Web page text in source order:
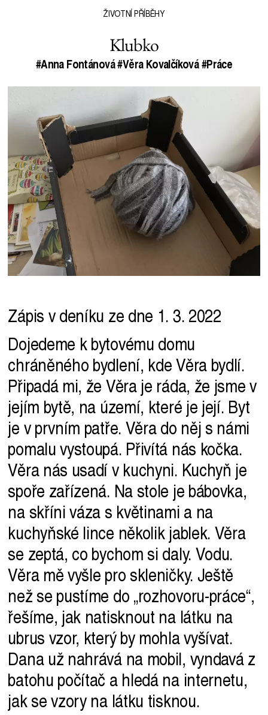
ŽIVOTNÍ PŘÍBĚHY
Klubko
#Anna Fontánová#Věra Kovalčíková#Práce
Zápis v deníku ze dne 1. 3. 2022
Dojedeme k bytovému domu
chráněného bydlení, kde Věra bydlí.
Připadá mi, že Věra je ráda, že jsme v
jejím bytě, na území, které je její. Byt
je v prvním patře. Věra do něj s námi
pomalu vystoupá. Přivítá nás kočka.
Věra nás usadí v kuchyni. Kuchyň je
spoře zařízená. Na stole je bábovka,
na skříni váza s květinami a na
kuchyňské lince několik jablek. Věra
se zeptá, co bychom si daly. Vodu.
Věra mě vyšle pro skleničky. Ještě
než se pustíme do „rozhovoru-práce“,
řešíme, jak natisknout na látku na
ubrus vzor, který by mohla vyšívat.
Dana už nahrává na mobil, vyndavá z
batohu počítač a hledá na internetu,
jak se vzory na látku tisknou.